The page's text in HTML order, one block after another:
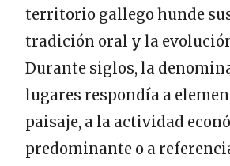
territorio gallego hunde
tradición oral y la
Durante siglos, la
lugares respondía a
paisaje, a la actividad
predominante o a